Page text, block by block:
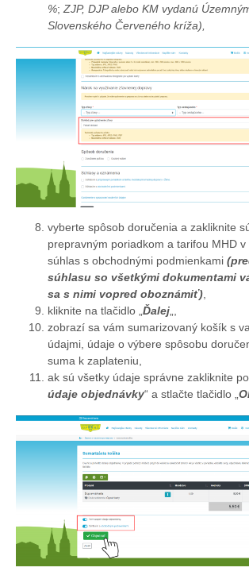
%; ZJP, DJP alebo KM vydanú
Slovenského Červeného kríža),
vyberte spôsob doručenia a zakliknite
prepravným poriadkom a tarifou MHD
súhlas s obchodnými podmienkami
súhlasu so všetkými dokumentami
sa s nimi vopred oboznámiť),
kliknite na tlačidlo „Ďalej„,
zobrazí sa vám sumarizovaný košík s
údajmi, údaje o výbere spôsobu
suma k zaplateniu,
ak sú všetky údaje správne zakliknite
údaje objednávky“ a stlačte tlačidlo „